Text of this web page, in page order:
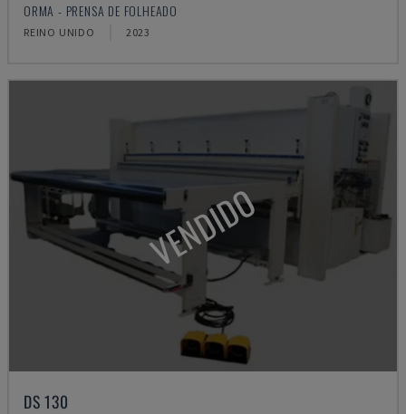
ORMA - PRENSA DE FOLHEADO
REINO UNIDO 2023
VENDIDO
DS 130